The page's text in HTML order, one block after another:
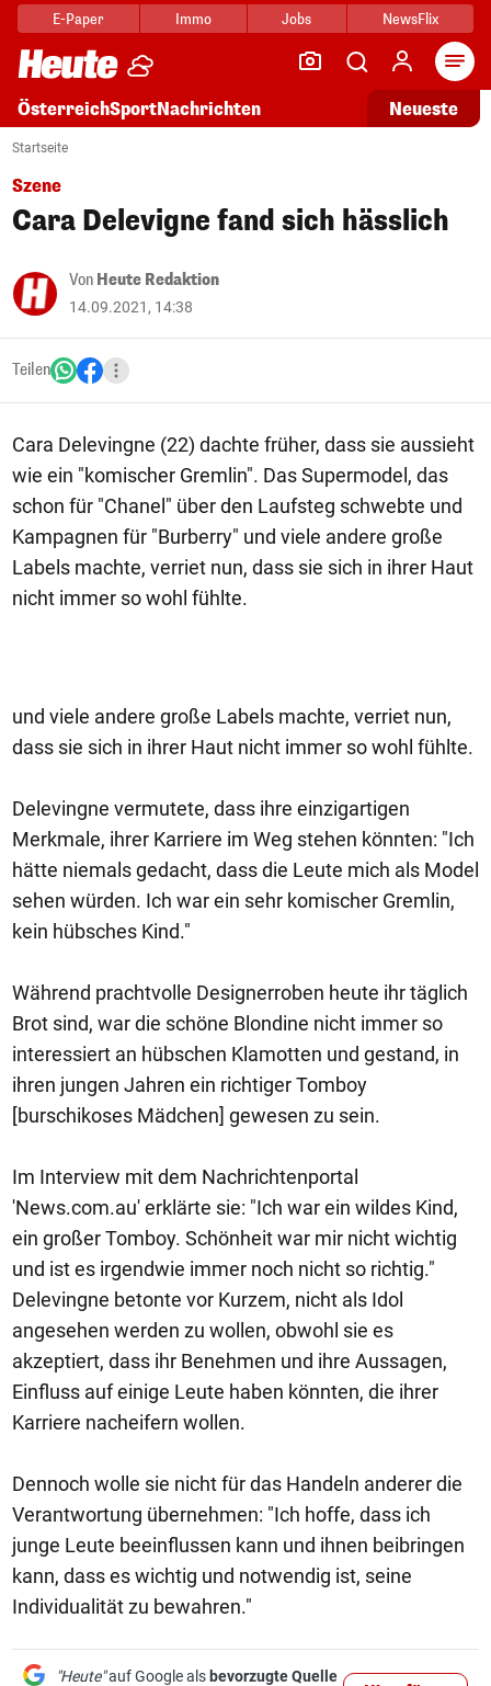
E-Paper Immo Jobs NewsFlix
ÖsterreichSportNachrichten Neueste
Startseite
Szene
Cara Delevigne fand sich hässlich
Von Heute Redaktion
14.09.2021, 14:38
Teilen
Cara Delevingne (22) dachte früher, dass sie aussieht
wie ein "komischer Gremlin". Das Supermodel, das
schon für "Chanel" über den Laufsteg schwebte und
Kampagnen für "Burberry" und viele andere große
Labels machte, verriet nun, dass sie sich in ihrer Haut
nicht immer so wohl fühlte.
und viele andere große Labels machte, verriet nun,
dass sie sich in ihrer Haut nicht immer so wohl fühlte.
Delevingne vermutete, dass ihre einzigartigen
Merkmale, ihrer Karriere im Weg stehen könnten: "Ich
hätte niemals gedacht, dass die Leute mich als Model
sehen würden. Ich war ein sehr komischer Gremlin,
kein hübsches Kind."
Während prachtvolle Designerroben heute ihr täglich
Brot sind, war die schöne Blondine nicht immer so
interessiert an hübschen Klamotten und gestand, in
ihren jungen Jahren ein richtiger Tomboy
[burschikoses Mädchen] gewesen zu sein.
Im Interview mit dem Nachrichtenportal
'News.com.au' erklärte sie: "Ich war ein wildes Kind,
ein großer Tomboy. Schönheit war mir nicht wichtig
und ist es irgendwie immer noch nicht so richtig."
Delevingne betonte vor Kurzem, nicht als Idol
angesehen werden zu wollen, obwohl sie es
akzeptiert, dass ihr Benehmen und ihre Aussagen,
Einfluss auf einige Leute haben könnten, die ihrer
Karriere nacheifern wollen.
Dennoch wolle sie nicht für das Handeln anderer die
Verantwortung übernehmen: "Ich hoffe, dass ich
junge Leute beeinflussen kann und ihnen beibringen
kann, dass es wichtig und notwendig ist, seine
Individualität zu bewahren."
"Heute"auf Google als bevorzugte Quelle